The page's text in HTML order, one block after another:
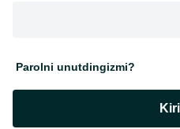
Parolni unutdingizmi?